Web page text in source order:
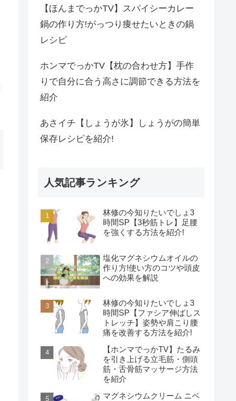
【ほんまでっかTV】スパイシーカレー
鍋の作り方!がっつり痩せたいときの鍋
レシピ
ホンマでっかTV【枕の合わせ方】手作
りで自分に合う高さに調節できる方法を
紹介
あさイチ【しょうが氷】しょうがの簡単
保存レシピを紹介!
人気記事ランキング
林修の今知りたいでしょ3
時間SP【3秒筋トレ】足腰
を強くする方法を紹介!
塩化マグネシウムオイルの
作り方!使い方のコツや頭皮
への効果を解説
林修の今知りたいでしょ3
時間SP【ファシア伸ばしス
トレッチ】姿勢や肩こり腰
痛を改善する方法を紹介!
【ホンマでっかTV】たるみ
を引き上げる立毛筋・側頭
筋・舌骨筋マッサージ方法
を紹介
マグネシウムクリーム ニベ